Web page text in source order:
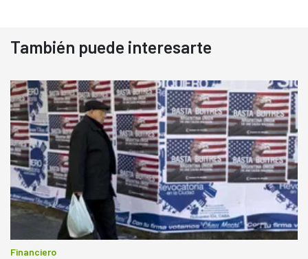
También puede interesarte
Financiero